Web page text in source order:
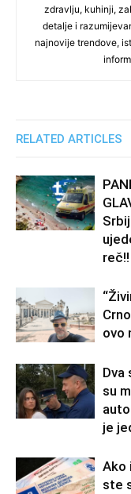
zdravlju, kuhinji,
detalje i
najnovije trendove,
RELATED ARTICLES
reč!!
ovo
Dva
su
je
Ako
ste